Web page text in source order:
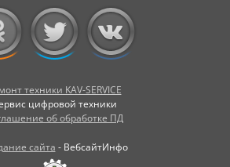
техники KAV-SERVICE
цифровой техники
об обработке ПД
сайта - ВебсайтИнфо